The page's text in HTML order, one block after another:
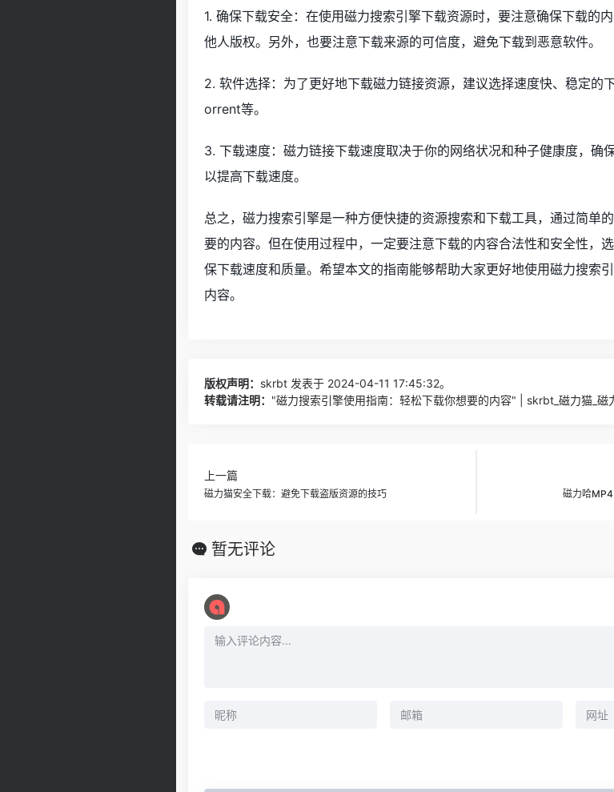
1. 确保下载安全：在使用磁力搜索引擎下载资源时，要注意确保下载的
他人版权。另外，也要注意下载来源的可信度，避免下载到恶意软件。
2. 软件选择：为了更好地下载磁力链接资源，建议选择速度快、稳定的
orrent等。
3. 下载速度：磁力链接下载速度取决于你的网络状况和种子健康度，确
以提高下载速度。
总之，磁力搜索引擎是一种方便快捷的资源搜索和下载工具，通过简单
要的内容。但在使用过程中，一定要注意下载的内容合法性和安全性，
保下载速度和质量。希望本文的指南能够帮助大家更好地使用磁力搜索
内容。
版权声明： skrbt 发表于 2024-04-11 17:45:32。
转载请注明： "磁力搜索引擎使用指南：轻松下载你想要的内容" | skrbt_磁力猫_磁
上一篇
磁力猫安全下载：避免下载盗版资源的技巧 磁力哈
暂无评论